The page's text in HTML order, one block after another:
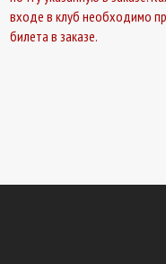
входе в клуб необходимо
билета в заказе.